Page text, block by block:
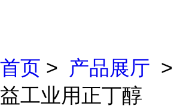
首页 > 产品展厅 >
益工业用正丁醇